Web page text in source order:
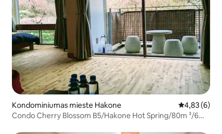
Kondominiumas mieste Hakone Vidutinis
4,83 (6)
Condo Cherry Blossom B5/Hakone Hot Spring/80m ³/6